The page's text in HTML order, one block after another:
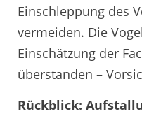
Einschleppung des
vermeiden. Die
Einschätzung der
überstanden –
Rückblick: